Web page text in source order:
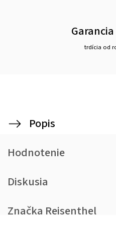
trdícia od
Popis
Hodnotenie
Diskusia
Značka Reisenthel